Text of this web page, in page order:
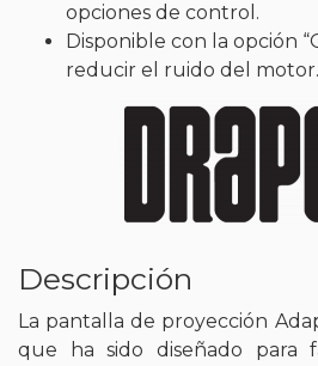
opciones de control.
Disponible con la opción
reducir el ruido del motor.
Descripción
La pantalla de proyección
que ha sido diseñado para